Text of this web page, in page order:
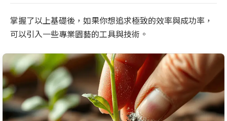
掌握了以上基礎後，如果你想追求極致的效率與成功率，
可以引入一些專業園藝的工具與技術。